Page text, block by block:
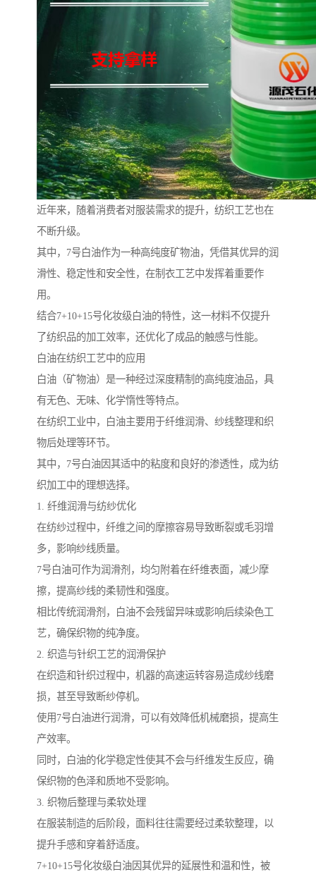
近年来，随着消费者对服装需求的提升，纺织工艺也在
不断升级。
其中，7号白油作为一种高纯度矿物油，凭借其优异的润
滑性、稳定性和安全性，在制衣工艺中发挥着重要作
用。
结合7+10+15号化妆级白油的特性，这一材料不仅提升
了纺织品的加工效率，还优化了成品的触感与性能。
白油在纺织工艺中的应用
白油（矿物油）是一种经过深度精制的高纯度油品，具
有无色、无味、化学惰性等特点。
在纺织工业中，白油主要用于纤维润滑、纱线整理和织
物后处理等环节。
其中，7号白油因其适中的粘度和良好的渗透性，成为纺
织加工中的理想选择。
1. 纤维润滑与纺纱优化
在纺纱过程中，纤维之间的摩擦容易导致断裂或毛羽增
多，影响纱线质量。
7号白油可作为润滑剂，均匀附着在纤维表面，减少摩
擦，提高纱线的柔韧性和强度。
相比传统润滑剂，白油不会残留异味或影响后续染色工
艺，确保织物的纯净度。
2. 织造与针织工艺的润滑保护
在织造和针织过程中，机器的高速运转容易造成纱线磨
损，甚至导致断纱停机。
使用7号白油进行润滑，可以有效降低机械磨损，提高生
产效率。
同时，白油的化学稳定性使其不会与纤维发生反应，确
保织物的色泽和质地不受影响。
3. 织物后整理与柔软处理
在服装制造的后阶段，面料往往需要经过柔软整理，以
提升手感和穿着舒适度。
7+10+15号化妆级白油因其优异的延展性和温和性，被